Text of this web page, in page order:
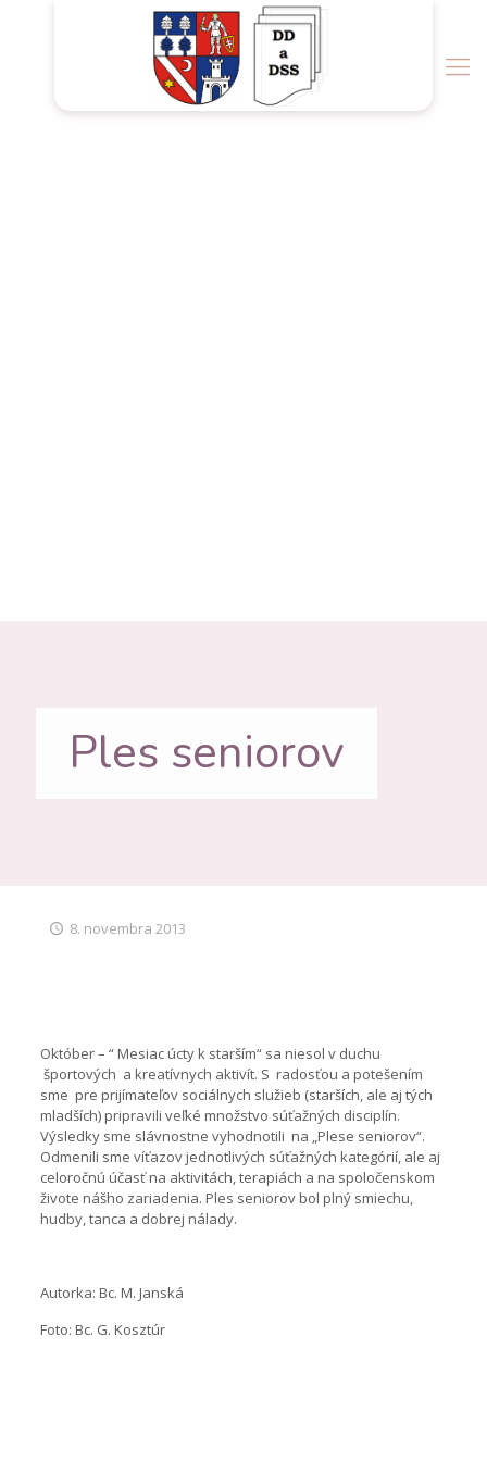
Ples seniorov
8. novembra 2013
Október – “ Mesiac úcty k starším“ sa niesol v duchu
športových a kreatívnych aktivít. S radosťou a potešením
sme pre prijímateľov sociálnych služieb (starších, ale aj tých
mladších) pripravili veľké množstvo súťažných disciplín.
Výsledky sme slávnostne vyhodnotili na „Plese seniorov“.
Odmenili sme víťazov jednotlivých súťažných kategórií, ale aj
celoročnú účasť na aktivitách, terapiách a na spoločenskom
živote nášho zariadenia. Ples seniorov bol plný smiechu,
hudby, tanca a dobrej nálady.
Autorka: Bc. M. Janská
Foto: Bc. G. Kosztúr